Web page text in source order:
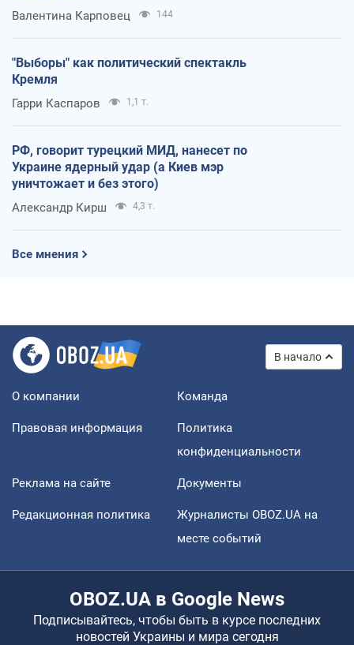
Валентина Карповец 144
"Выборы" как политический спектакль
Кремля
Гарри Каспаров 1,1 т.
РФ, говорит турецкий МИД, нанесет по
Украине ядерный удар (а Киев мэр
уничтожает и без этого)
Александр Кирш 4,3 т.
Все мнения
В начало
О компании Команда
Правовая информация
Политика
конфиденциальности
Реклама на сайте Документы
Редакционная политика
Журналисты OBOZ.UA на
месте событий
OBOZ.UA в Google News
Подписывайтесь, чтобы быть в курсе последних
новостей Украины и мира сегодня